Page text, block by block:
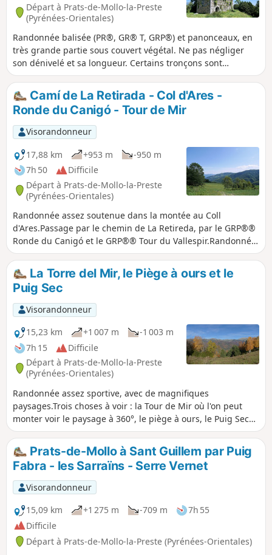
Départ à Prats-de-Mollo-la-Preste
(Pyrénées-Orientales)
Randonnée balisée (PR®, GR® T, GRP®) et panonceaux, en
très grande partie sous couvert végétal. Ne pas négliger
son dénivelé et sa longueur. Certains tronçons sont
encombrés par des arbres tombés au sol. Il faudra partir tôt
le matin de Prats. Le Coll d’Ares est très prisé durant l’été. Il
y aura du monde et du bruit... À Noter : la D115 est
traversée à de nombreuses reprises. Soyez prudent. La
carte et la traces gpx peuvent s’avérer utiles lors des
nombreux changements de direction. Accessible en bus 2 €
depuis Perpignan *. Variantes possibles afin d’adapter la
difficulté et la durée de la randonnée. Voir informations
pratiques. Circuit intéressant avec un faible enneigement
en suivant la variante 2.
Camí de La Retirada - Col d'Ares -
Ronde du Canigó - Tour de Mir
Visorandonneur
17,88 km
+953 m
-950 m
7h 50
Difficile
Départ à Prats-de-Mollo-la-Preste
(Pyrénées-Orientales)
Randonnée assez soutenue dans la montée au Coll
d'Ares.Passage par le chemin de La Retireda, par le GRP®®
Ronde du Canigó et le GRP®® Tour du Vallespir.Randonnée
classée difficile de part sa longueur, son dénivelé, et le
besoin de savoir s'orienter.Randonnée balisée dans son
intégralité sans aucun passage délicat. Voir infos pratiques
(¹).Accessible en transport en commun, voir infos pratiques
(²).
La Torre del Mir, le Piège à ours et le
Puig Sec
Visorandonneur
15,23 km
+1 007 m
-1 003 m
7h 15
Difficile
Départ à Prats-de-Mollo-la-Preste
(Pyrénées-Orientales)
Randonnée assez sportive, avec de magnifiques
paysages.Trois choses à voir : la Tour de Mir où l'on peut
monter voir le paysage à 360°, le piège à ours, le Puig Sec
d'où l'on peut observer une grande partie des Pyrénées
Orientales.La montée à la tour ne pose pas de problème
particulier.Le retour demande plus d'attention concernant
l'orientation et le balisage épars de différentes
couleurs.Accessible en transport en commun, voir infos
pratiques.
Prats-de-Mollo à Sant Guillem par Puig
Fabra - les Sarraïns - Serre Vernet
Visorandonneur
15,09 km
+1 275 m -709 m
7h 55
Difficile
Départ à Prats-de-Mollo-la-Preste (Pyrénées-Orientales)